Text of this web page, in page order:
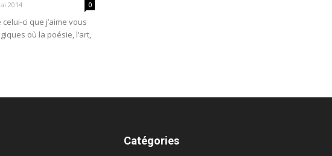
2014 0
ci que j’aime vous
où la poésie, l’art,
Catégories